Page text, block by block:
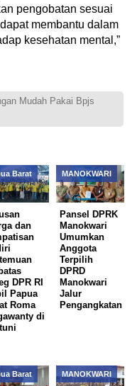
pengobatan sesuai
membantu dalam
kesehatan mental,”
Mudah Pakai Bpjs
Barat
dan
DPR RI
Papua
Roma
di
MANOKWARI
Pansel DPRK
Manokwari
Umumkan
Anggota
Terpilih
DPRD
Manokwari
Jalur
Pengangkatan
Barat MANOKWARI